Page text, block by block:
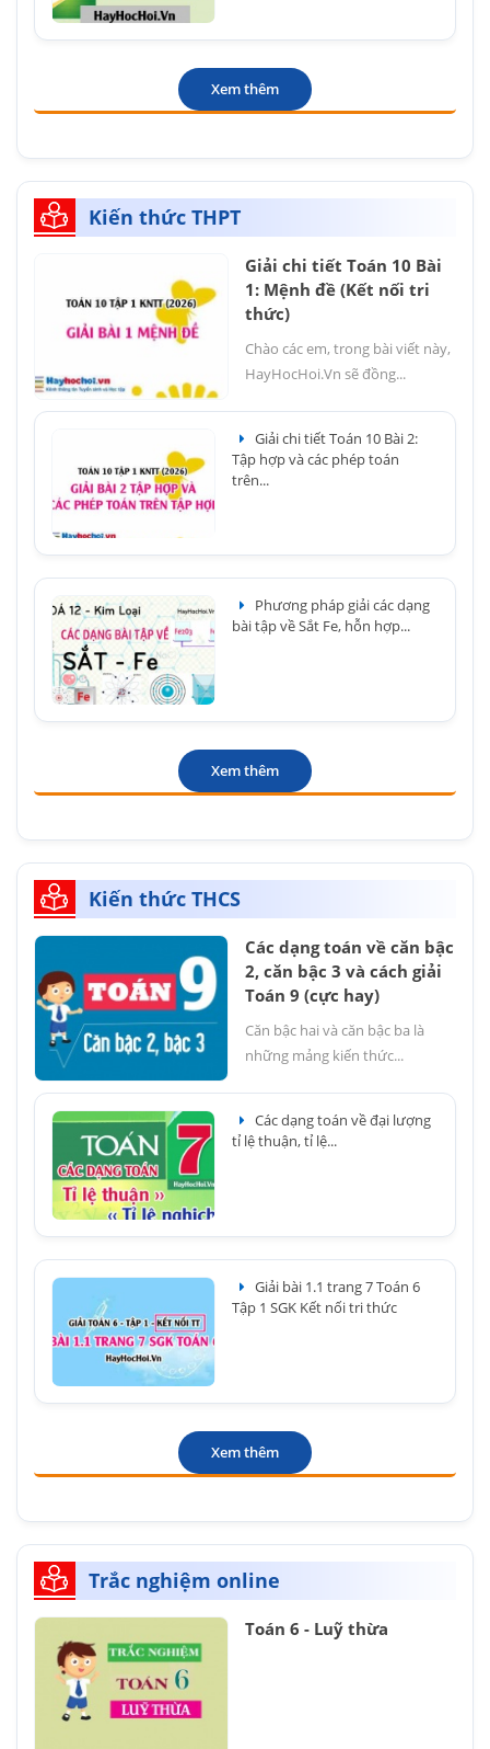
Xem thêm
Kiến thức THPT
Giải chi tiết Toán 10 Bài
1: Mệnh đề (Kết nối tri
thức)
Chào các em, trong bài viết này,
HayHocHoi.Vn sẽ đồng...
Giải chi tiết Toán 10 Bài 2:
Tập hợp và các phép toán
trên...
Phương pháp giải các dạng
bài tập về Sắt Fe, hỗn hợp...
Xem thêm
Kiến thức THCS
Các dạng toán về căn bậc
2, căn bậc 3 và cách giải
Toán 9 (cực hay)
Căn bậc hai và căn bậc ba là
những mảng kiến thức...
Các dạng toán về đại lượng
tỉ lệ thuận, tỉ lệ...
Giải bài 1.1 trang 7 Toán 6
Tập 1 SGK Kết nối tri thức
Xem thêm
Trắc nghiệm online
Toán 6 - Luỹ thừa